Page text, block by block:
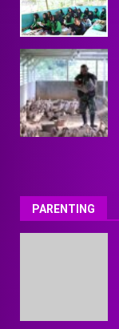
PARENTING